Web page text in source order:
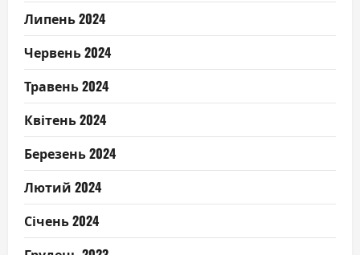
Липень 2024
Червень 2024
Травень 2024
Квітень 2024
Березень 2024
Лютий 2024
Січень 2024